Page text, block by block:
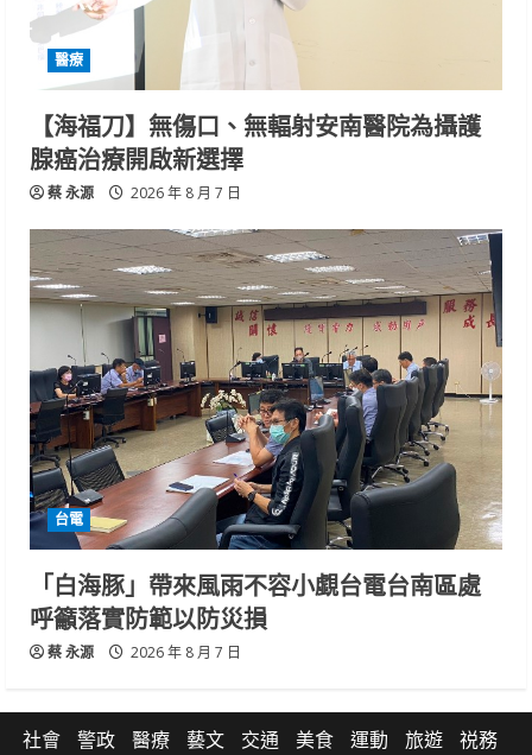
醫療
【海福刀】無傷口、無輻射安南醫院為攝護
腺癌治療開啟新選擇
蔡 永源 2026 年 8 月 7 日
台電
「白海豚」帶來風雨不容小覷台電台南區處
呼籲落實防範以防災損
蔡 永源 2026 年 8 月 7 日
社會 警政 醫療 藝文 交通 美食 運動 旅遊 祱務